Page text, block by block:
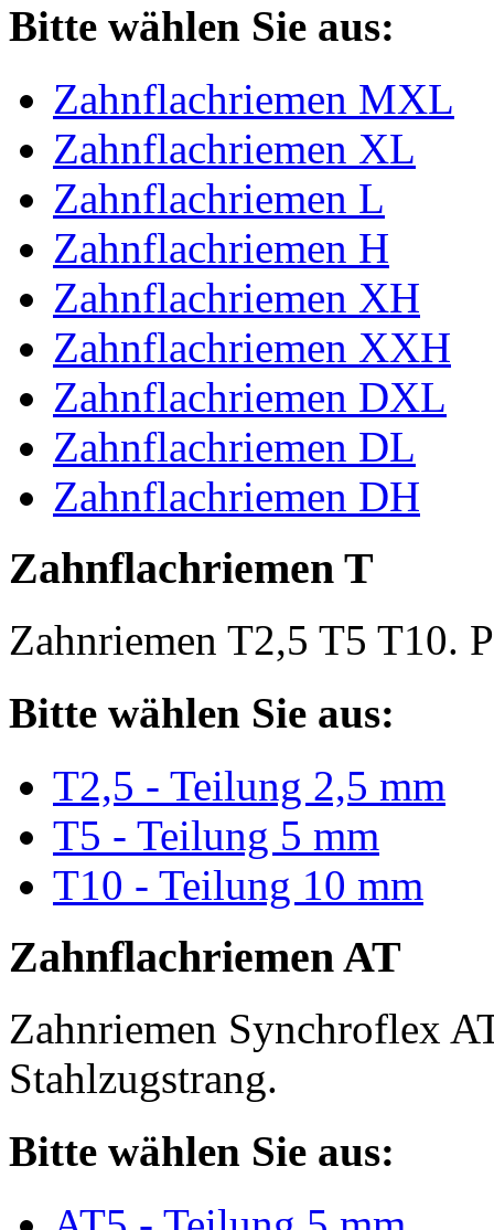
Bitte wählen Sie aus:
Zahnflachriemen MXL
Zahnflachriemen XL
Zahnflachriemen L
Zahnflachriemen H
Zahnflachriemen XH
Zahnflachriemen XXH
Zahnflachriemen DXL
Zahnflachriemen DL
Zahnflachriemen DH
Zahnflachriemen T
Zahnriemen T2,5 T5 T10.
Bitte wählen Sie aus:
T2,5 - Teilung 2,5 mm
T5 - Teilung 5 mm
T10 - Teilung 10 mm
Zahnflachriemen AT
Zahnriemen Synchroflex
Stahlzugstrang.
Bitte wählen Sie aus: